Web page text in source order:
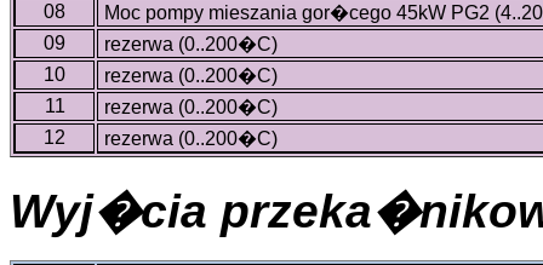
08
Moc pompy mieszania gor�cego 45kW PG2
09
rezerwa (0..200�C)
10
rezerwa (0..200�C)
11
rezerwa (0..200�C)
12
rezerwa (0..200�C)
Wyj�cia